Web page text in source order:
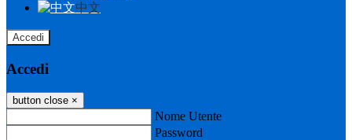
中文
Accedi
Accedi
button close ×
Nome Utente
Password